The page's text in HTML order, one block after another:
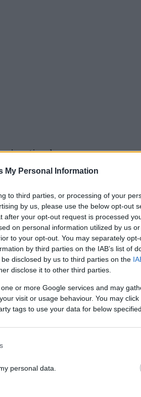
My Personal Information
to third parties, or processing of your
by us, please use the below opt-out
after your opt-out request is processed
on personal information utilized by us
to your opt-out. You may separately
by third parties on the IAB’s list of
disclosed by us to third parties on the
disclose it to other third parties.
or more Google services and may
visit or usage behaviour. You may
tags to use your data for below
personal data.
ripartire dopo un
di ripresa, e ora il
“Ho ritrovato il
Sì, ci sono cose positive,
anche a livello fisico.
perché ho avuto la
campo con Max,
quelle buone
dalla top 100”.